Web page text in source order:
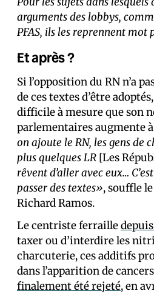
arguments des lobbys,
PFAS, ils les reprennent
Et après ?
Si l’opposition du RN n’a
de ces textes d’être
difficile à mesure que son
parlementaires augmente
on ajoute le RN, les gens de
plus quelques LR [Les
rêvent d’aller avec eux…
passer des textes», souffle
Richard Ramos.
Le centriste ferraille
taxer ou d’interdire les
charcuterie, ces additifs
dans l’apparition de
finalement été rejeté, en